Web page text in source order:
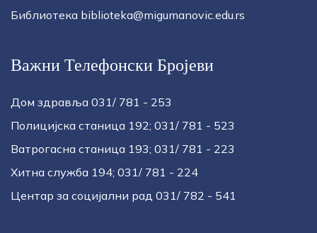
Библиотека biblioteka@migumanovic.edu.rs
Важни Телефонски Бројеви
Дом здравља 031/ 781 - 253
Полицијска станица 192; 031/ 781 - 523
Ватрогасна станица 193; 031/ 781 - 223
Хитна служба 194; 031/ 781 - 224
Центар за социјални рад 031/ 782 - 541